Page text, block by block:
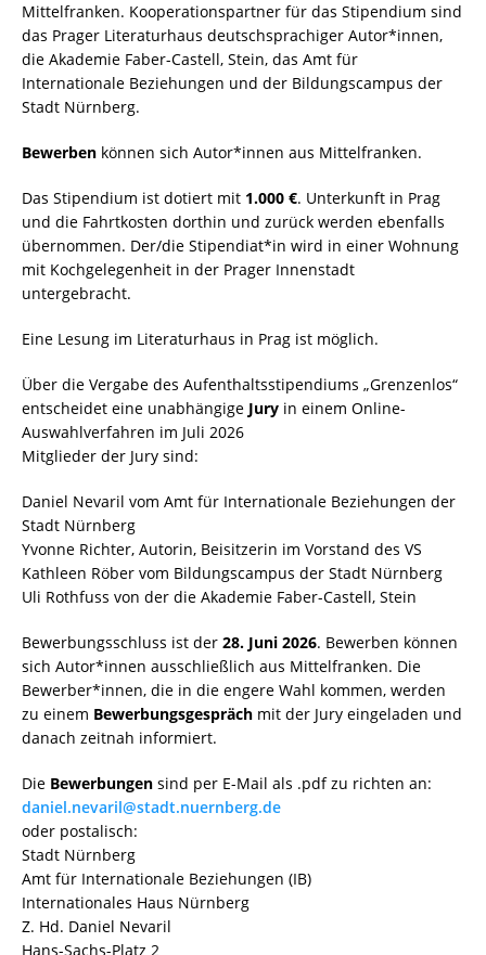
Mittelfranken. Kooperationspartner für das Stipendium sind
das Prager Literaturhaus deutschsprachiger Autor*innen,
die Akademie Faber-Castell, Stein, das Amt für
Internationale Beziehungen und der Bildungscampus der
Stadt Nürnberg.
Bewerben können sich Autor*innen aus Mittelfranken.
Das Stipendium ist dotiert mit 1.000 €. Unterkunft in Prag
und die Fahrtkosten dorthin und zurück werden ebenfalls
übernommen. Der/die Stipendiat*in wird in einer Wohnung
mit Kochgelegenheit in der Prager Innenstadt
untergebracht.
Eine Lesung im Literaturhaus in Prag ist möglich.
Über die Vergabe des Aufenthaltsstipendiums „Grenzenlos“
entscheidet eine unabhängige Jury in einem Online-
Auswahlverfahren im Juli 2026
Mitglieder der Jury sind:
Daniel Nevaril vom Amt für Internationale Beziehungen der
Stadt Nürnberg
Yvonne Richter, Autorin, Beisitzerin im Vorstand des VS
Kathleen Röber vom Bildungscampus der Stadt Nürnberg
Uli Rothfuss von der die Akademie Faber-Castell, Stein
Bewerbungsschluss ist der 28. Juni 2026. Bewerben können
sich Autor*innen ausschließlich aus Mittelfranken. Die
Bewerber*innen, die in die engere Wahl kommen, werden
zu einem Bewerbungsgespräch mit der Jury eingeladen und
danach zeitnah informiert.
Die Bewerbungen sind per E-Mail als .pdf zu richten an:
daniel.nevaril@stadt.nuernberg.de
oder postalisch:
Stadt Nürnberg
Amt für Internationale Beziehungen (IB)
Internationales Haus Nürnberg
Z. Hd. Daniel Nevaril
Hans-Sachs-Platz 2